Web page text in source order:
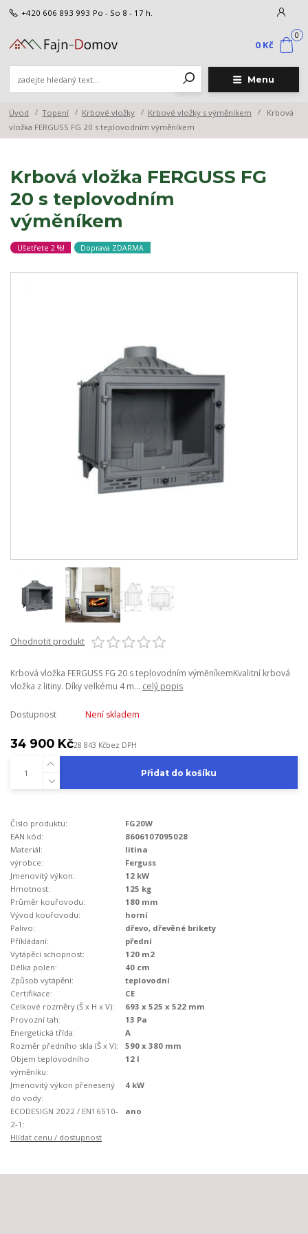
Menu
+420 606 893 993 Po - So 8 - 17 h.
0
0 Kč
Úvod Topení Krbové vložky Krbové vložky s výměníkem
Krbová
vložka FERGUSS FG 20 s teplovodním výměníkem
Krbová vložka FERGUSS FG
20 s teplovodním
výměníkem
Ušetřete 2 %! Doprava ZDARMA
Ohodnotit produkt
Krbová vložka FERGUSS FG 20 s teplovodním výměníkemKvalitní krbová
vložka z litiny. Díky velkému 4 m... celý popis
Dostupnost Není skladem
34 900 Kč28 843 Kčbez DPH
Přidat do košíku
Číslo produktu:
FG20W
EAN kód:
8606107095028
Materiál:
litina
výrobce:
Ferguss
Jmenovitý výkon:
12 kW
Hmotnost:
125 kg
Průměr kouřovodu:
180 mm
Vývod kouřovodu:
horní
Palivo:
dřevo, dřevěné brikety
Příkládaní:
přední
Vytápěcí schopnost:
120 m2
Délka polen:
40 cm
Způsob vytápění:
teplovodní
Certifikace:
CE
Celkové rozměry (Š x H x V):
693 x 525 x 522 mm
Provozní tah:
13 Pa
Energetická třída:
A
Rozměr předního skla (Š x V):
590 x 380 mm
Objem teplovodního
výměníku:
12 l
Jmenovitý výkon přenesený
do vody:
4 kW
ECODESIGN 2022 / EN16510-
2-1:
ano
Hlídat cenu / dostupnost